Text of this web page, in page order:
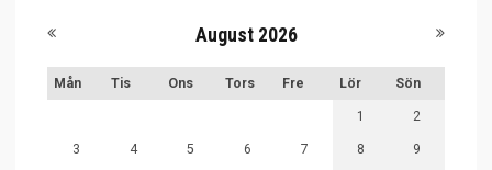
August 2026
Mån Tis Ons Tors Fre Lör Sön
1 2
3 4 5 6 7 8 9